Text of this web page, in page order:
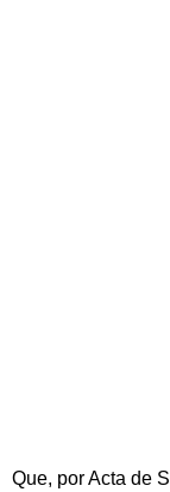
Que, por Acta de